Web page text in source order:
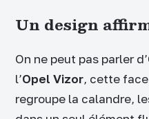
Un design
On ne peut pas parler
l’Opel Vizor, cette
regroupe la calandre,